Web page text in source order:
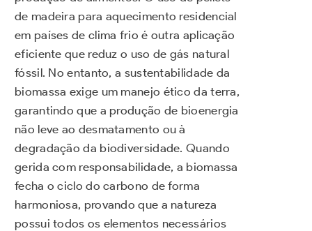
de madeira para aquecimento residencial
em países de clima frio é outra aplicação
eficiente que reduz o uso de gás natural
fóssil. No entanto, a sustentabilidade da
biomassa exige um manejo ético da terra,
garantindo que a produção de bioenergia
não leve ao desmatamento ou à
degradação da biodiversidade. Quando
gerida com responsabilidade, a biomassa
fecha o ciclo do carbono de forma
harmoniosa, provando que a natureza
possui todos os elementos necessários